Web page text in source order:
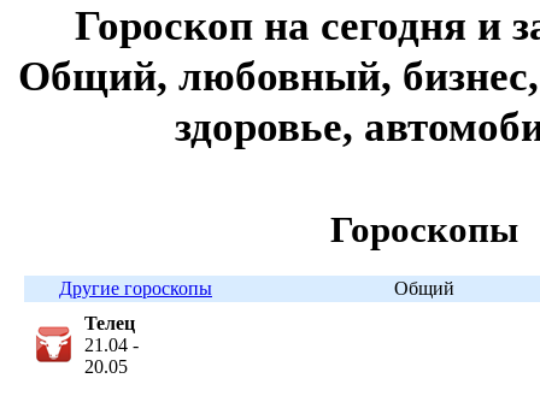
Гороскоп на сегодня и
Общий, любовный,
здоровье,
Гороскопы
Другие гороскопы
Общий
Телец
21.04 -
20.05